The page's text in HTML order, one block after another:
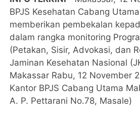
BPJS Kesehatan Cabang
memberikan pembekalan
dalam rangka monitoring
(Petakan, Sisir, Advokasi, dan
Jaminan Kesehatan Nasional
Makassar Rabu, 12 November
Kantor BPJS Cabang Utama
A. P. Pettarani No.78, Masale)